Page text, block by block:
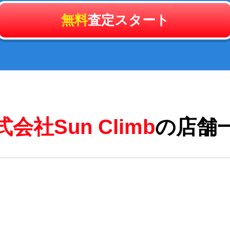
無料査定スタート
会社Sun Climbの店舗